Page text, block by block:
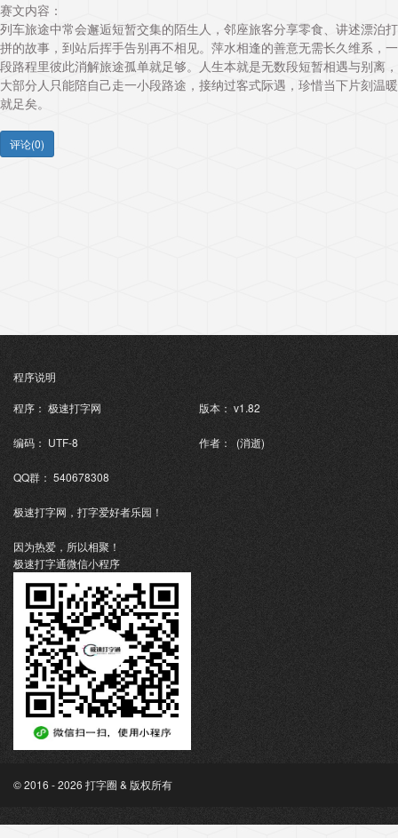
赛文内容：
列车旅途中常会邂逅短暂交集的陌生人，邻座旅客分享零食、讲述漂泊打
拼的故事，到站后挥手告别再不相见。萍水相逢的善意无需长久维系，一
段路程里彼此消解旅途孤单就足够。人生本就是无数段短暂相遇与别离，
大部分人只能陪自己走一小段路途，接纳过客式际遇，珍惜当下片刻温暖
就足矣。
评论(0)
程序说明
程序： 极速打字网 版本： v1.82
编码： UTF-8 作者： (消逝)
QQ群： 540678308
极速打字网，打字爱好者乐园！
因为热爱，所以相聚！
极速打字通微信小程序
© 2016 - 2026 打字圈 & 版权所有